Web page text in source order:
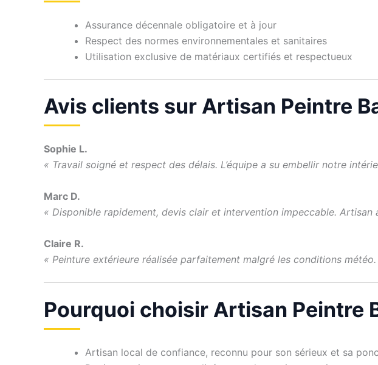
Assurance décennale obligatoire et à jour
Respect des normes environnementales et sanitaires
Utilisation exclusive de matériaux certifiés et respectueux
Avis clients sur Artisan Peintre
Sophie L.
« Travail soigné et respect des délais. L’équipe a su embellir notre
Marc D.
« Disponible rapidement, devis clair et intervention impeccable.
Claire R.
« Peinture extérieure réalisée parfaitement malgré les conditions
Pourquoi choisir Artisan Peintre
Artisan local de confiance, reconnu pour son sérieux et sa